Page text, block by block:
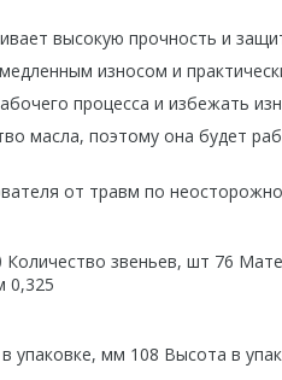
высокую прочность и
износом и
процесса и избежать
масла, поэтому она будет
от травм по
звеньев, шт 76
0,325
упаковке, мм 108 Высота в